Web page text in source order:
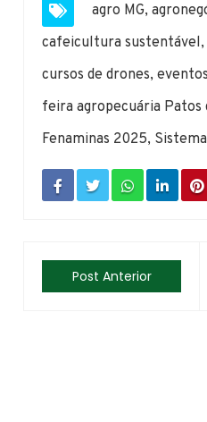
agro MG,
cafeicultura sustentável
cursos de drones,
feira agropecuária Patos
Fenaminas 2025,
Post Anterior